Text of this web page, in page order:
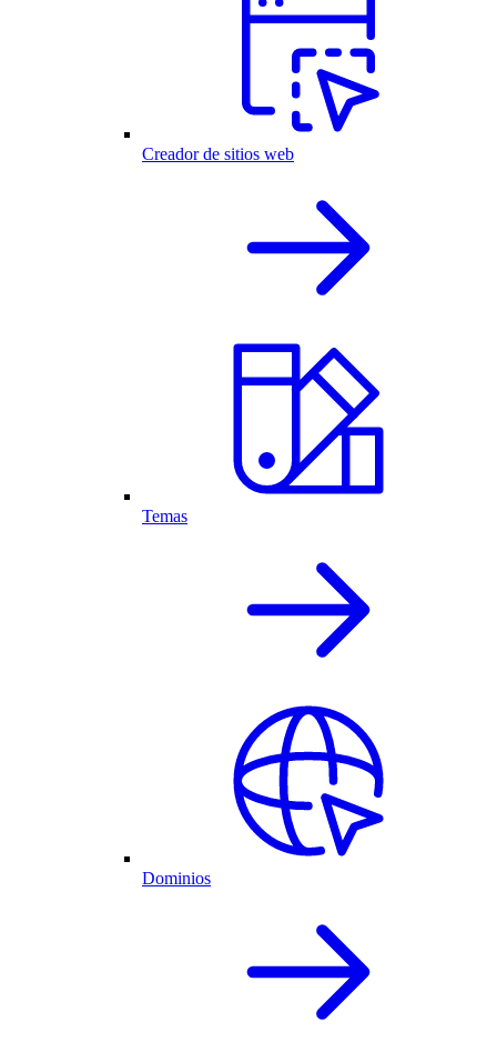
Creador de sitios web
Temas
Dominios